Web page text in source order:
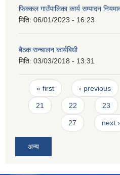
फिक्कल गाउँपालिका कार्य सम्पादन
मिति: 06/01/2023 - 16:23
बैठक सन्चालन कार्यबिधी
मिति: 03/03/2018 - 13:31
Pages
« first ‹ previous
21 22 23
27 next ›
अन्य